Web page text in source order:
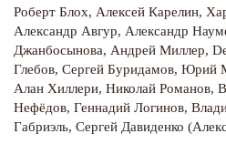
Роберт Блох, Алексей Карелин,
Александр Авгур, Александр
Джанбосынова, Андрей Миллер,
Глебов, Сергей Буридамов, Юрий
Алан Хиллери, Николай Романов,
Нефёдов, Геннадий Логинов,
Габриэль, Сергей Давиденко